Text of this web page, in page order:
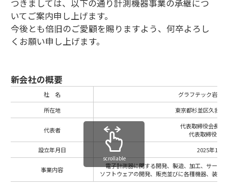
つきましては、以下の通り計測機器事業の承継につ
いてご案内申し上げます。
今後とも倍旧のご愛顧を賜りますよう、何卒よろし
くお願い申し上げます。
新会社の概要
社 名
グラフテック岩通
所在地
東京都杉並区久我山
代表者
代表取締役会長
代表取締役
設立年月日
2025年12月
事業内容
電子計測器に関する開発、製造、加工、サービ
ソフトウェアの開発、販売並びに各種機器、装置
scrollable